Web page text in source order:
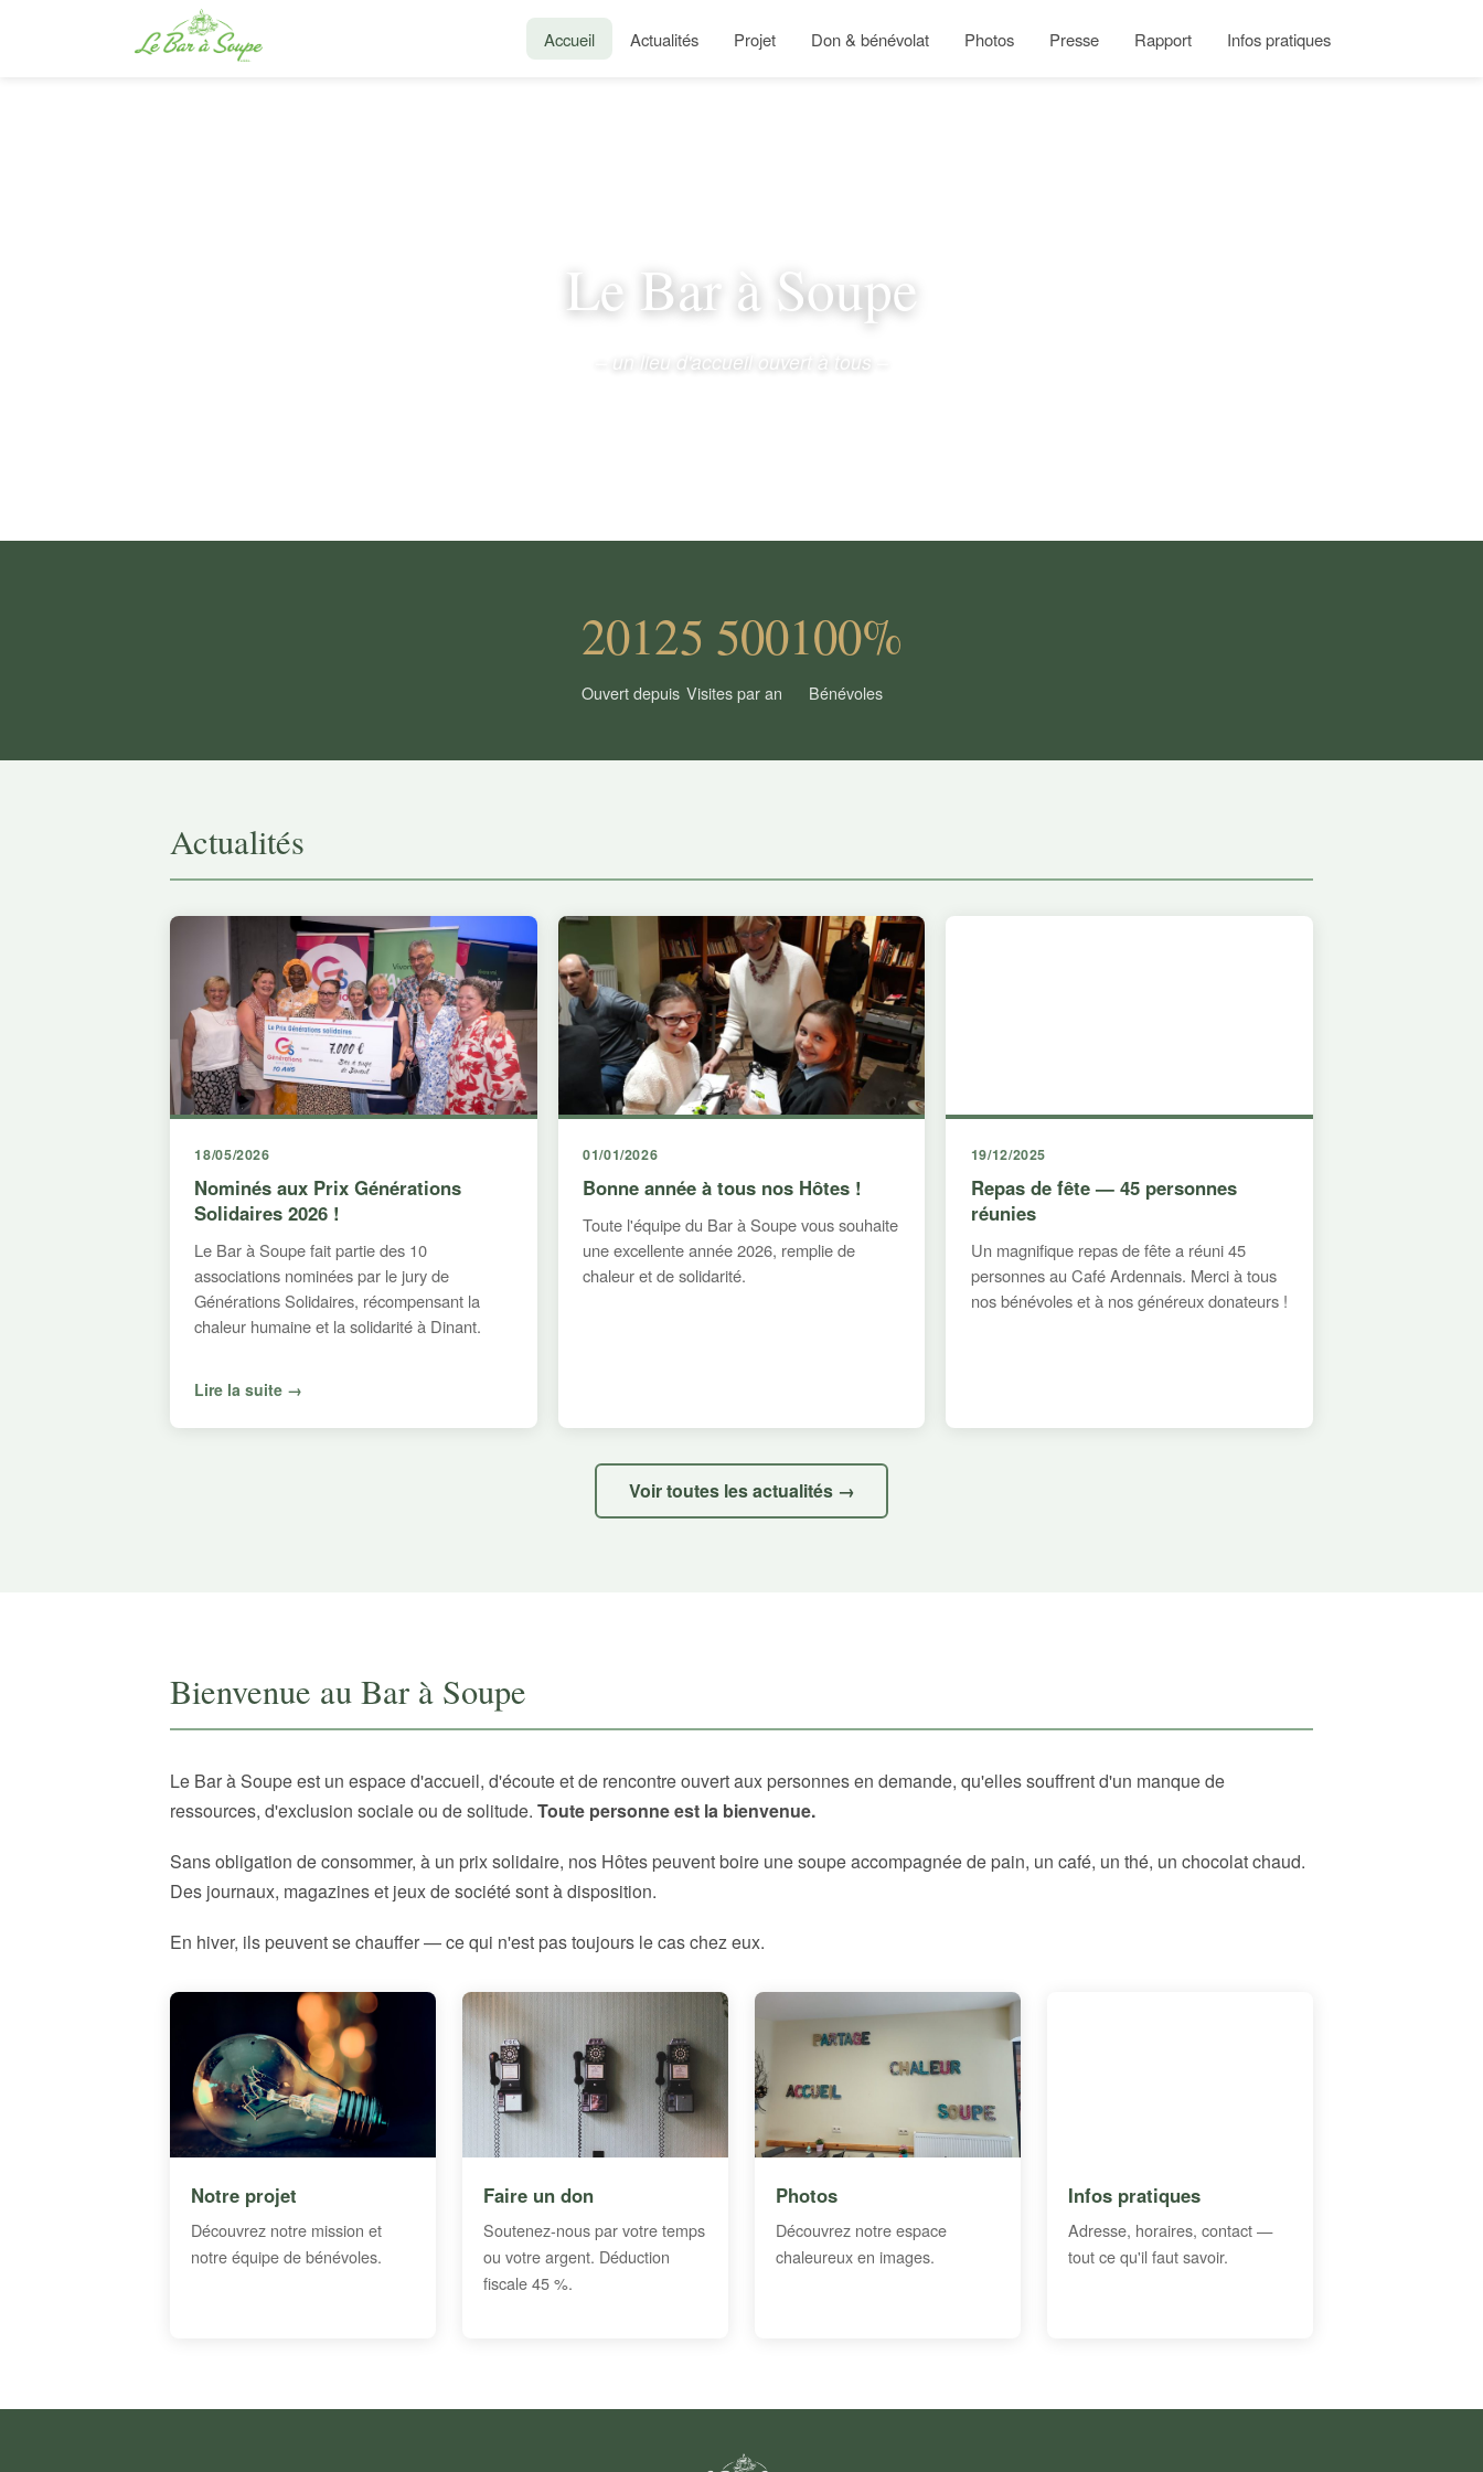
Accueil Actualités Projet Don & bénévolat Photos Presse Rapport Infos pratiques
Le Bar à Soupe
– un lieu d'accueil ouvert à tous –
2012
Ouvert depuis
5 500
Visites par an
100%
Bénévoles
Actualités
18/05/2026
Nominés aux Prix Générations
Solidaires 2026 !
Le Bar à Soupe fait partie des 10
associations nominées par le jury de
Générations Solidaires, récompensant la
chaleur humaine et la solidarité à Dinant.
Lire la suite →
01/01/2026
Bonne année à tous nos Hôtes !
Toute l'équipe du Bar à Soupe vous souhaite
une excellente année 2026, remplie de
chaleur et de solidarité.
19/12/2025
Repas de fête — 45 personnes
réunies
Un magnifique repas de fête a réuni 45
personnes au Café Ardennais. Merci à tous
nos bénévoles et à nos généreux donateurs !
Voir toutes les actualités →
Bienvenue au Bar à Soupe
Le Bar à Soupe est un espace d'accueil, d'écoute et de rencontre ouvert aux personnes en demande, qu'elles souffrent d'un manque de
ressources, d'exclusion sociale ou de solitude. Toute personne est la bienvenue.
Sans obligation de consommer, à un prix solidaire, nos Hôtes peuvent boire une soupe accompagnée de pain, un café, un thé, un chocolat chaud.
Des journaux, magazines et jeux de société sont à disposition.
En hiver, ils peuvent se chauffer — ce qui n'est pas toujours le cas chez eux.
Notre projet
Découvrez notre mission et
notre équipe de bénévoles.
Faire un don
Soutenez-nous par votre temps
ou votre argent. Déduction
fiscale 45 %.
Photos
Découvrez notre espace
chaleureux en images.
Infos pratiques
Adresse, horaires, contact —
tout ce qu'il faut savoir.